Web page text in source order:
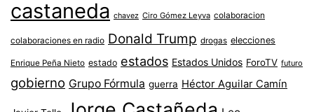
castaneda chavez Ciro Gómez Leyva colaboracion
colaboraciones en radio Donald Trump drogas elecciones
Enrique Peña Nieto estado estados Estados Unidos ForoTV futuro
gobierno Grupo Fórmula guerra Héctor Aguilar Camín